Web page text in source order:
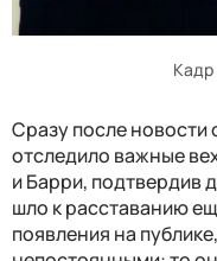
Кадр
Сразу после новости
отследило важные
и Барри, подтвердив
шло к расставанию
появления на